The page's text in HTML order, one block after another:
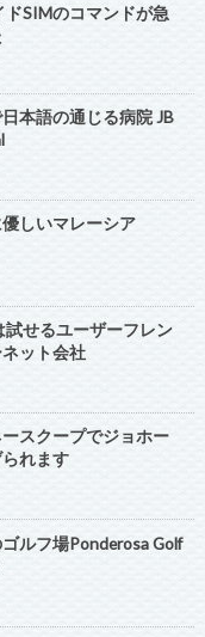
ドSIMのコマンドが急
本語の通じる病院 JB
しいマレーシア
試せるユーザーフレン
ット会社
スクープでジョホー
れます
ルフ場Ponderosa Golf